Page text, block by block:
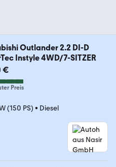
Outlander 2.2 DI-D
Instyle 4WD/7-SITZER
€
Preis
(150 PS) • Diesel